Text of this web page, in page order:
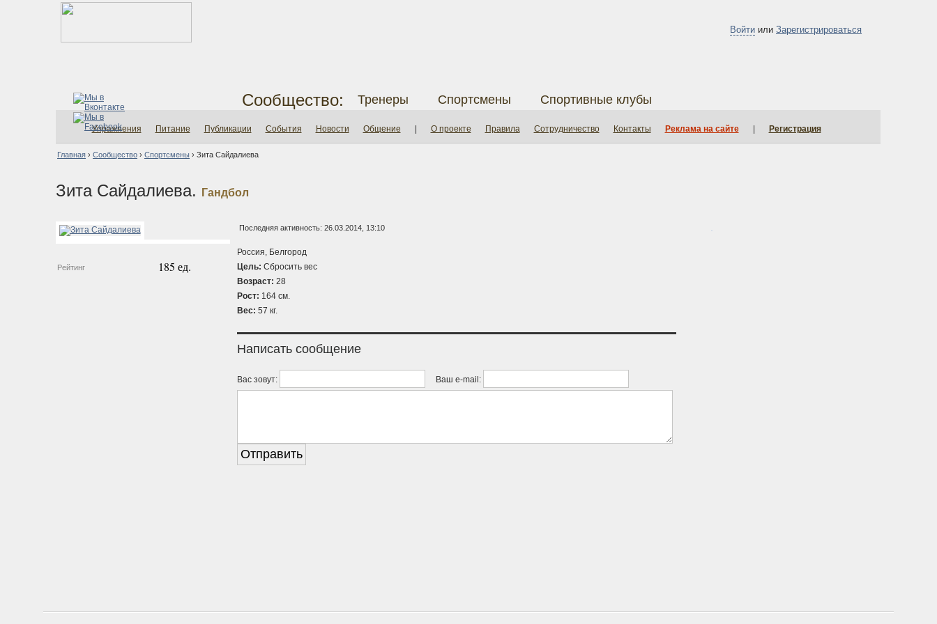
Войти или Зарегистрироваться
Сообщество: Тренеры Спортсмены Спортивные клубы
Упражнения Питание Публикации События Новости Общение О проекте Правила Сотрудничество Контакты Реклама на сайте Регистрация
Главная › Сообщество › Спортсмены › Зита Сайдалиева
Зита Сайдалиева. Гандбол
Рейтинг 185 ед.
Последняя активность: 26.03.2014, 13:10
Россия, Белгород
Цель: Сбросить вес
Возраст: 28
Рост: 164 см.
Вес: 57 кг.
Написать сообщение
Вас зовут: Ваш e-mail: